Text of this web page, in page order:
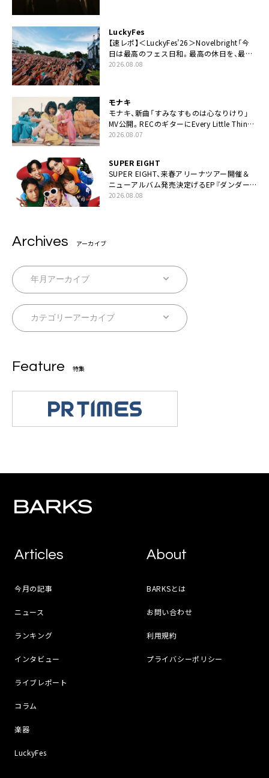
LuckyFes
【速レポ】＜LuckyFes’26＞Novelbright「今
日は最高のフェス日和。最高の休日を、最高
の夏休みを作っていきたい」
2026.08.08
モナキ
モナキ、新曲「すみなすものは心なりけり」
MV公開。RECのギターにEvery Little Thing・
伊藤一朗参加も
2026.08.07
SUPER EIGHT
SUPER EIGHT、来春アリーナツアー開催＆
ニューアルバム発売決定げるEP『ダンダー
ラ』本日リリース
2026.08.08
Archives アーカイブ
Feature 特集
Articles
今月の記事
ニュース
ランキング
インタビュー
ライブレポート
コラム
楽器
LuckyFes
About
BARKSとは
お問い合わせ
利用規約
プライバシーポリシー